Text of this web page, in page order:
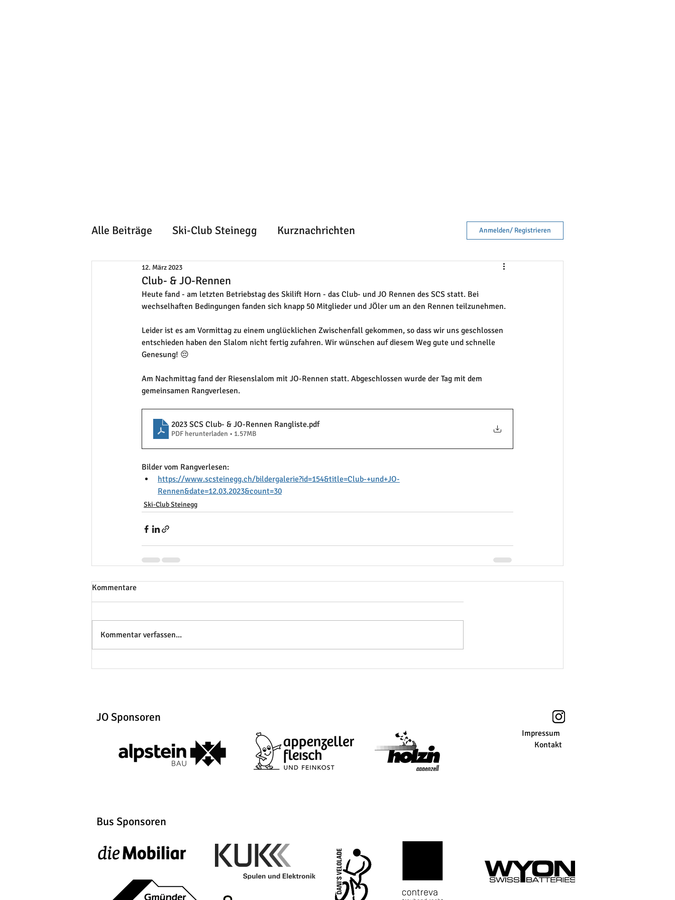
Alle Beiträge Ski-Club Steinegg Kurznachrichten Anmelden/ Registrieren
Club- & JO-Rennen
12. März 2023
Heute fand - am letzten Betriebstag des Skilift Horn - das Club- und JO Rennen des SCS statt. Bei
wechselhaften Bedingungen fanden sich knapp 50 Mitglieder und JÖler um an den Rennen teilzunehmen.
Leider ist es am Vormittag zu einem unglücklichen Zwischenfall gekommen, so dass wir uns geschlossen
entschieden haben den Slalom nicht fertig zufahren. Wir wünschen auf diesem Weg gute und schnelle
Genesung! 😔
Am Nachmittag fand der Riesenslalom mit JO-Rennen statt. Abgeschlossen wurde der Tag mit dem
gemeinsamen Rangverlesen.
2023 SCS Club- & JO-Rennen Rangliste.pdf
PDF herunterladen • 1.57MB
Bilder vom Rangverlesen:
https://www.scsteinegg.ch/bildergalerie?id=154&title=Club-+und+JO-
Rennen&date=12.03.2023&count=30
Ski-Club Steinegg
Kommentare
Kommentar verfassen...
JO Sponsoren
Impressum
Kontakt
Bus Sponsoren